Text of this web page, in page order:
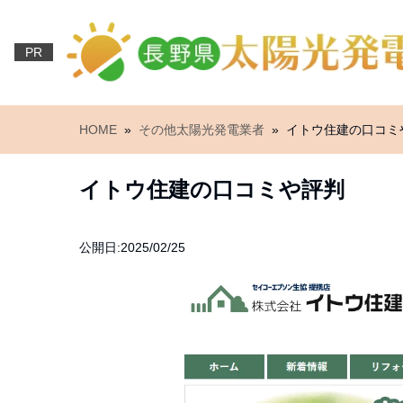
PR
HOME» その他太陽光発電業者» イトウ住建の口コミ
イトウ住建の口コミや評判
公開日:2025/02/25